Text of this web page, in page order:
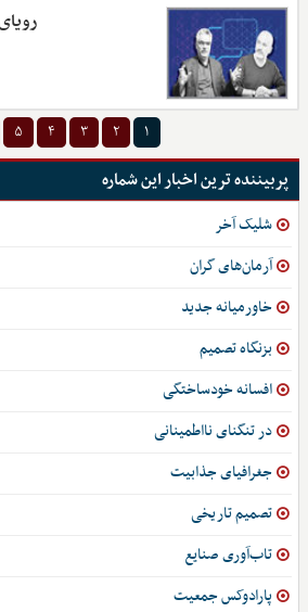
۱ ۲ ۳ ۴ ۵
پربیننده ترین اخبار این شماره
شلیک آخر
آرمان‌های گران
خاورمیانه جدید
بزنگاه تصمیم
افسانه خودساختگی
در تنگنای نااطمینانی
جغرافیای جذابیت
تصمیم تاریخی
تاب‌آوری صنایع
پارادوکس جمعیت